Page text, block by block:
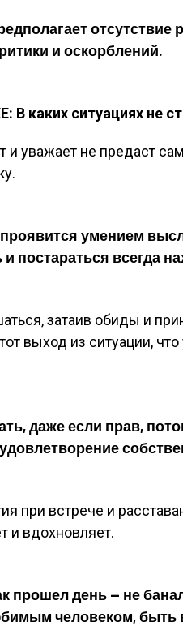
отсутствие
и оскорблений.
каких ситуациях не
и уважает не предаст
умением
постараться всегда
затаив обиды и
выход из ситуации,
даже если прав,
при встрече и
и вдохновляет.
прошел день — не
человеком, быть